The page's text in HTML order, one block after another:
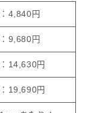
4,840円
9,680円
14,630円
19,690円